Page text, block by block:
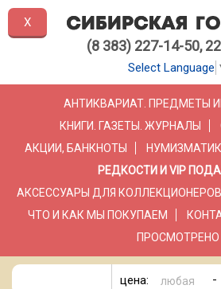
(8 383) 227-14-50,
Select Language
АНТИКВАРИАТ. ПРЕДМЕТЫ
КНИГИ. ГАЗЕТЫ. ЖУРНАЛЫ
АКЦИИ, БАНКНОТЫ
РЕДКОСТИ И VIP
АКСЕССУАРЫ ДЛЯ КОЛЛЕКЦИОНЕРОВ
ЧТО И КАК МЫ ПОКУПАЕМ
ПРОСМОТРЕНО
цена: -
X